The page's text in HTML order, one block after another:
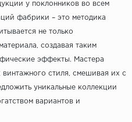
у поклонников во всем
фабрики – это методика
не только
создавая таким
эффекты. Мастера
винтажного стиля, смешивая их с
уникальные коллекции
вариантов и